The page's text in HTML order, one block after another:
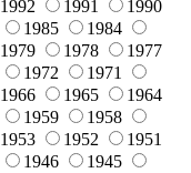
1992 1991
1990
1985
1984
1979 1978
1977
1972
1971
1966 1965
1964
1959
1958
1953 1952
1951
1946
1945